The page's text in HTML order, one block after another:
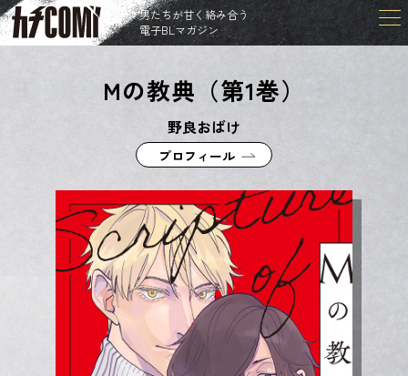
男たちが甘く絡み合う
電子BLマガジン
Mの教典（第1巻）
野良おばけ
プロフィール